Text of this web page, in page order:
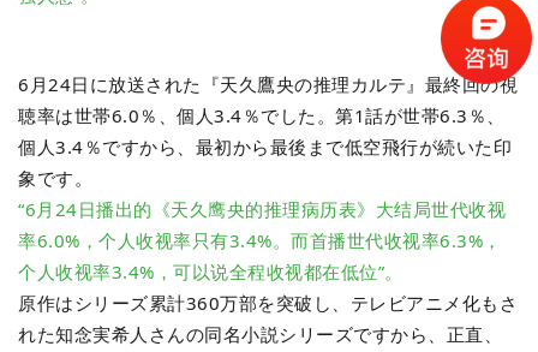
6月24日に放送された『天久鷹央の推理カルテ』最終回の視
聴率は世帯6.0％、個人3.4％でした。第1話が世帯6.3％、
個人3.4％ですから、最初から最後まで低空飛行が続いた印
象です。
“6月24日播出的《天久鹰央的推理病历表》大结局世代收视
率6.0%，个人收视率只有3.4%。而首播世代收视率6.3%，
个人收视率3.4%，可以说全程收视都在低位”。
原作はシリーズ累計360万部を突破し、テレビアニメ化もさ
れた知念実希人さんの同名小説シリーズですから、正直、